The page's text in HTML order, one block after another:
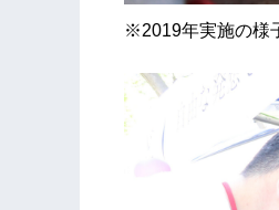
※2019年実施の様